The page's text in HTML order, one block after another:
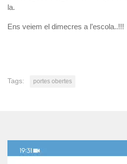
la.
Ens veiem el dimecres a l’escola..!!!
Tags: portes obertes
de